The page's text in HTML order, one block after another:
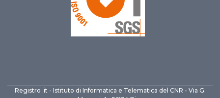
Registro .it - Istituto di Informatica e Telematica del CNR - Via G.